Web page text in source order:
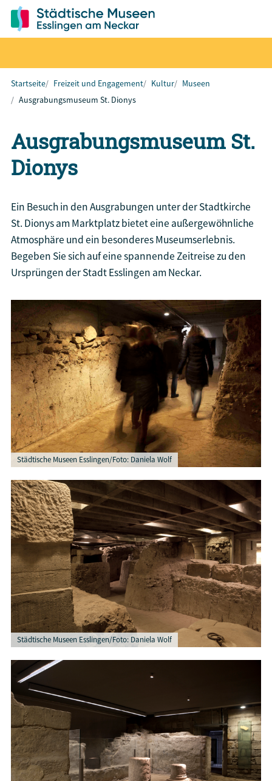
Startseite Freizeit und Engagement Kultur
Museen
Ausgrabungsmuseum St. Dionys
Ausgrabungsmuseum St.
Dionys
Ein Besuch in den Ausgrabungen unter der Stadtkirche
St. Dionys am Marktplatz bietet eine außergewöhnliche
Atmosphäre und ein besonderes Museumserlebnis.
Begeben Sie sich auf eine spannende Zeitreise zu den
Ursprüngen der Stadt Esslingen am Neckar.
Städtische Museen Esslingen/Foto: Daniela Wolf
Städtische Museen Esslingen/Foto: Daniela Wolf